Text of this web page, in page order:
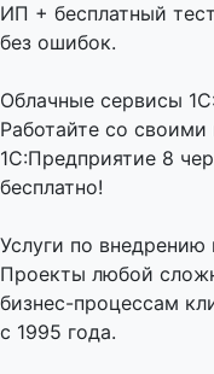
ИП + бесплатный
без ошибок.
Облачные сервисы
Работайте со
1С:Предприятие 8
бесплатно!
Услуги по внедрению
Проекты любой
бизнес-процессам
с 1995 года.